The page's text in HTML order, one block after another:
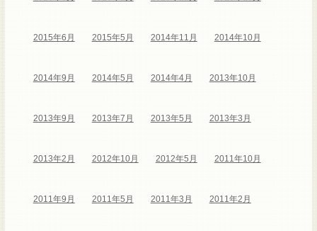
2015年6月 2015年5月 2014年11月 2014年10月
2014年9月 2014年5月 2014年4月 2013年10月
2013年9月 2013年7月 2013年5月 2013年3月
2013年2月 2012年10月 2012年5月 2011年10月
2011年9月 2011年5月 2011年3月 2011年2月